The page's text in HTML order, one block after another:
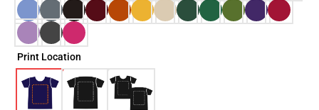
Print Location